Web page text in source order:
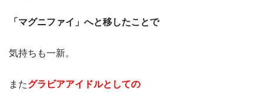
「マグニファイ」へと移したことで
気持ちも一新。
またグラビアアイドルとしての